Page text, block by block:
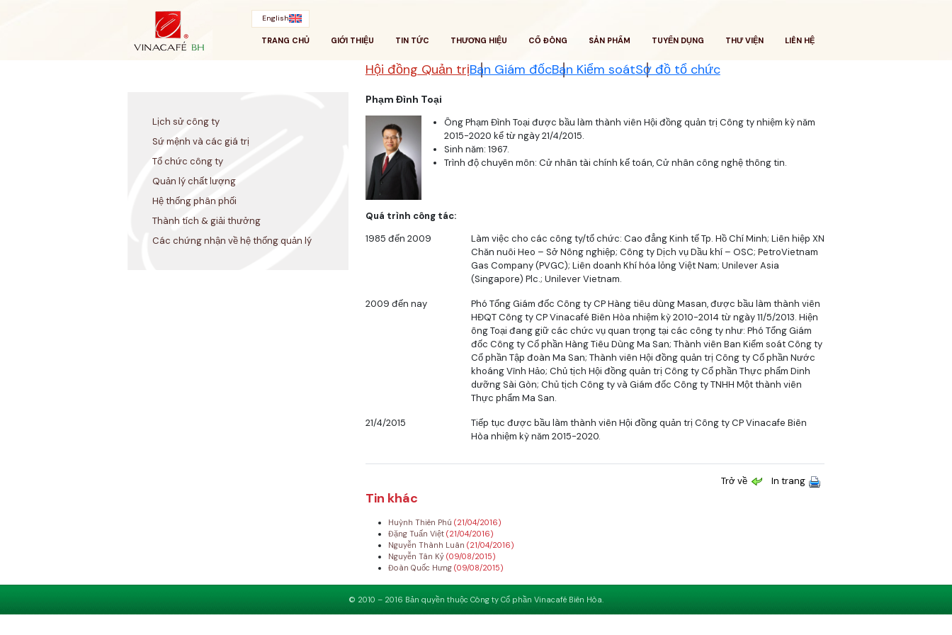
English
TRANG CHỦ GIỚI THIỆU TIN TỨC THƯƠNG HIỆU CỔ ĐÔNG SẢN PHẨM TUYỂN DỤNG THƯ VIỆN LIÊN HỆ
Hội đồng Quản trịBan Giám đốcBan Kiểm soátSơ đồ tổ chức
Lịch sử công ty
Sứ mệnh và các giá trị
Tổ chức công ty
Quản lý chất lượng
Hệ thống phân phối
Thành tích & giải thưởng
Các chứng nhận về hệ thống quản lý
Phạm Đình Toại
Ông Phạm Đình Toại được bầu làm thành viên Hội đồng quản trị Công ty nhiệm kỳ năm
2015-2020 kể từ ngày 21/4/2015.
Sinh năm: 1967.
Trình độ chuyên môn: Cử nhân tài chính kế toán, Cử nhân công nghệ thông tin.
Quá trình công tác:
1985 đến 2009
Làm việc cho các công ty/tổ chức: Cao đẳng Kinh tế Tp. Hồ Chí Minh; Liên hiệp XN
Chăn nuôi Heo – Sở Nông nghiệp; Công ty Dịch vụ Dầu khí – OSC; PetroVietnam
Gas Company (PVGC); Liên doanh Khí hóa lỏng Việt Nam; Unilever Asia
(Singapore) Plc.; Unilever Vietnam.
2009 đến nay
Phó Tổng Giám đốc Công ty CP Hàng tiêu dùng Masan, được bầu làm thành viên
HĐQT Công ty CP Vinacafé Biên Hòa nhiệm kỳ 2010-2014 từ ngày 11/5/2013. Hiện
ông Toại đang giữ các chức vụ quan trọng tại các công ty như: Phó Tổng Giám
đốc Công ty Cổ phần Hàng Tiêu Dùng Ma San; Thành viên Ban Kiểm soát Công ty
Cổ phần Tập đoàn Ma San; Thành viên Hội đồng quản trị Công ty Cổ phần Nước
khoáng Vĩnh Hảo; Chủ tịch Hội đồng quản trị Công ty Cổ phần Thực phẩm Dinh
dưỡng Sài Gòn; Chủ tịch Công ty và Giám đốc Công ty TNHH Một thành viên
Thực phẩm Ma San.
21/4/2015
Tiếp tục được bầu làm thành viên Hội đồng quản trị Công ty CP Vinacafe Biên
Hòa nhiệm kỳ năm 2015-2020.
Trở về In trang
Tin khác
Huỳnh Thiên Phú (21/04/2016)
Đặng Tuấn Việt (21/04/2016)
Nguyễn Thành Luân (21/04/2016)
Nguyễn Tân Kỷ (09/08/2015)
Đoàn Quốc Hưng (09/08/2015)
© 2010 – 2016 Bản quyền thuộc Công ty Cổ phần Vinacafé Biên Hòa.